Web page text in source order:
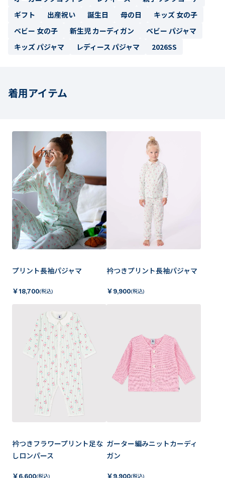
ギフト
出産祝い 誕生日 母の日
キッズ 女の子
ベビー 女の子
新生児 カーディガン
ベビー パジャマ
キッズ パジャマ
レディース パジャマ 2026SS
着用アイテム
プリント長袖パジャマ
￥18,700(税込)
衿つきプリント長袖パジャマ
￥ 9,900(税込)
衿つきフラワープリント足な
しロンパース
￥ 6,600(税込)
ガーター編みニットカーディ
ガン
￥ 9,900(税込)